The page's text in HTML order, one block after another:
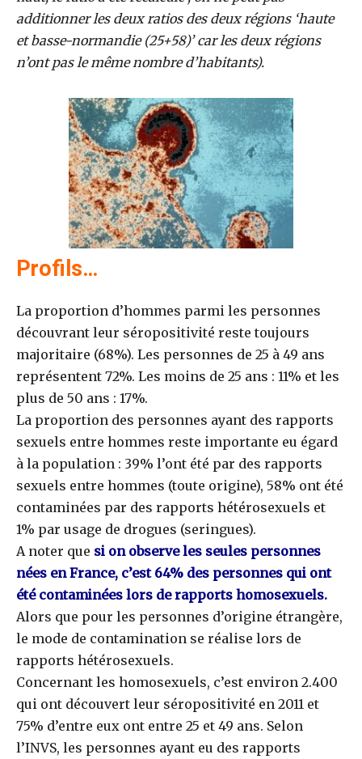
additionner les deux ratios des deux régions ‘haute
et basse-normandie (25+58)’ car les deux régions
n’ont pas le même nombre d’habitants).
Profils…
La proportion d’hommes parmi les personnes
découvrant leur séropositivité reste toujours
majoritaire (68%). Les personnes de 25 à 49 ans
représentent 72%. Les moins de 25 ans : 11% et les
plus de 50 ans : 17%.
La proportion des personnes ayant des rapports
sexuels entre hommes reste importante eu égard
à la population : 39% l’ont été par des rapports
sexuels entre hommes (toute origine), 58% ont été
contaminées par des rapports hétérosexuels et
1% par usage de drogues (seringues).
A noter que si on observe les seules personnes
nées en France, c’est 64% des personnes qui ont
été contaminées lors de rapports homosexuels.
Alors que pour les personnes d’origine étrangère,
le mode de contamination se réalise lors de
rapports hétérosexuels.
Concernant les homosexuels, c’est environ 2.400
qui ont découvert leur séropositivité en 2011 et
75% d’entre eux ont entre 25 et 49 ans. Selon
l’INVS, les personnes ayant eu des rapports